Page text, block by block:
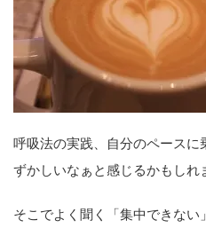
呼吸法の実践、自分のペース
ずかしいなぁと感じるかもしれ
そこでよく聞く「集中できない